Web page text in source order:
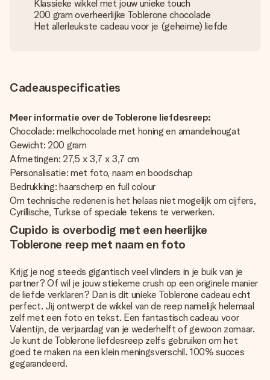
Klassieke wikkel met jouw unieke touch
200 gram overheerlijke Toblerone chocolade
Het allerleukste cadeau voor je (geheime) liefde
Cadeauspecificaties
Meer informatie over de Toblerone liefdesreep:
Chocolade: melkchocolade met honing en amandelnougat
Gewicht: 200 gram
Afmetingen: 27,5 x 3,7 x 3,7 cm
Personalisatie: met foto, naam en boodschap
Bedrukking: haarscherp en full colour
Om technische redenen is het helaas niet mogelijk om cijfers,
Cyrillische, Turkse of speciale tekens te verwerken.
Cupido is overbodig met een heerlijke
Toblerone reep met naam en foto
Krijg je nog steeds gigantisch veel vlinders in je buik van je
partner? Of wil je jouw stiekeme crush op een originele manier
de liefde verklaren? Dan is dit unieke Toblerone cadeau echt
perfect. Jij ontwerpt de wikkel van de reep namelijk helemaal
zelf met een foto en tekst. Een fantastisch cadeau voor
Valentijn, de verjaardag van je wederhelft of gewoon zomaar.
Je kunt de Toblerone liefdesreep zelfs gebruiken om het
goed te maken na een klein meningsverschil. 100% succes
gegarandeerd.